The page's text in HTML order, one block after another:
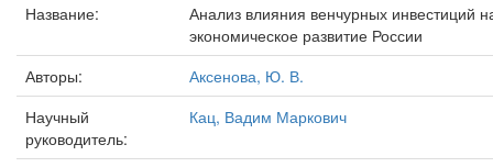
Название:
Анализ влияния венчурных инвестиций
экономическое развитие России
Авторы:
Аксенова, Ю. В.
Научный
руководитель:
Кац, Вадим Маркович